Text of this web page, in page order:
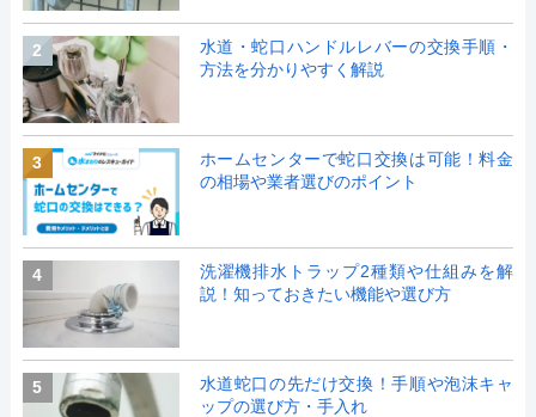
2
水道・蛇口ハンドルレバーの交換手順・
方法を分かりやすく解説
3
ホームセンターで蛇口交換は可能！料金
の相場や業者選びのポイント
4
洗濯機排水トラップ2種類や仕組みを解
説！知っておきたい機能や選び方
5
水道蛇口の先だけ交換！手順や泡沫キャ
ップの選び方・手入れ